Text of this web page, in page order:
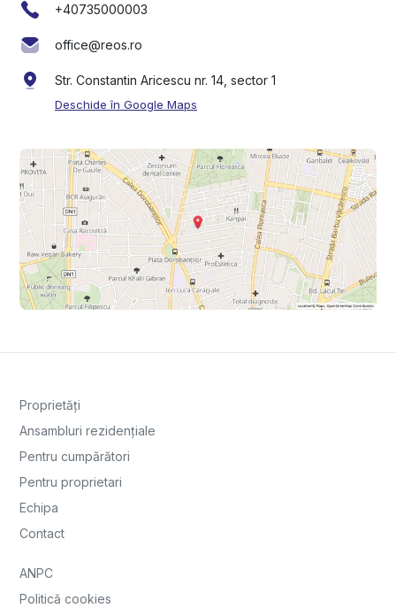
+40735000003
office@reos.ro
Str. Constantin Aricescu nr. 14, sector 1
Deschide în Google Maps
Proprietăți
Ansambluri rezidențiale
Pentru cumpărători
Pentru proprietari
Echipa
Contact
ANPC
Politică cookies